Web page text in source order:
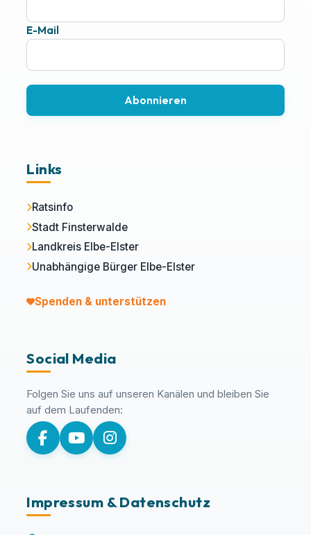
E-Mail
Abonnieren
Links
Ratsinfo
Stadt Finsterwalde
Landkreis Elbe-Elster
Unabhängige Bürger Elbe-Elster
Spenden & unterstützen
Social Media
Folgen Sie uns auf unseren Kanälen und bleiben Sie
auf dem Laufenden:
Impressum & Datenschutz